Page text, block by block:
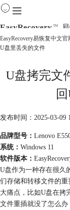
EasyRecovery TM
下载
EasyRecovery易恢复中文官
U盘里丢失的文件
U盘拷完文
发布时间：2025-03-09
品牌型号： Lenovo
系统： Windows 11
软件版本：
U盘作为一种存在很久
们存储和转移文件的
大痛点，比如U盘在拷
文件重插就没了怎么